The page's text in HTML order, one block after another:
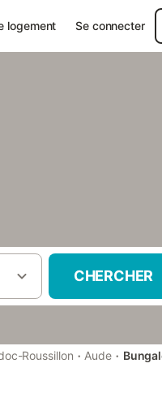
logement Se connecter
CHERCHER
Roussillon · Aude ·